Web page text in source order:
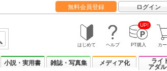
無料会員登録 ログイン
はじめて ヘルプ
UP!
PT購入 カ
小説・実用書 雑誌・写真集 メディア化
ライ
アダル